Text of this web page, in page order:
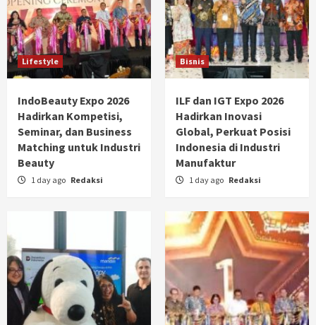
Lifestyle
IndoBeauty Expo 2026
Hadirkan Kompetisi,
Seminar, dan Business
Matching untuk Industri
Beauty
1 day ago Redaksi
Bisnis
ILF dan IGT Expo 2026
Hadirkan Inovasi
Global, Perkuat Posisi
Indonesia di Industri
Manufaktur
1 day ago Redaksi